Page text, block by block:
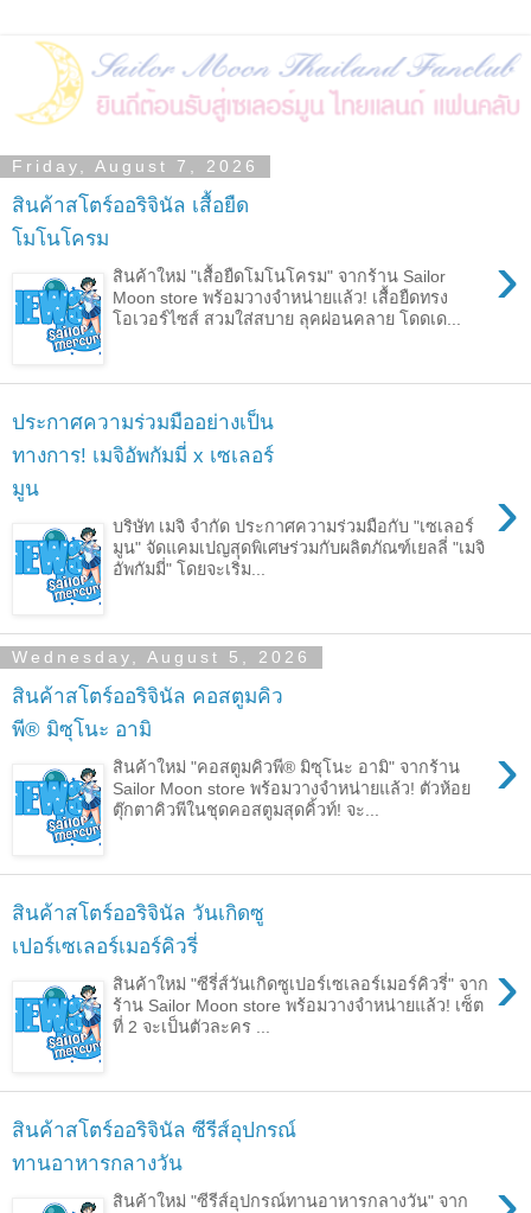
Friday, August 7, 2026
สินค้าสโตร์ออริจินัล เสื้อยืด
โมโนโครม
›
สินค้าใหม่ "เสื้อยืดโมโนโครม" จากร้าน Sailor
Moon store พร้อมวางจำหน่ายแล้ว! เสื้อยืดทรง
โอเวอร์ไซส์ สวมใส่สบาย ลุคผ่อนคลาย โดดเด...
ประกาศความร่วมมืออย่างเป็น
ทางการ! เมจิอัพกัมมี่ x เซเลอร์
มูน
›
บริษัท เมจิ จำกัด ประกาศความร่วมมือกับ "เซเลอร์
มูน" จัดแคมเปญสุดพิเศษร่วมกับผลิตภัณฑ์เยลลี่ "เมจิ
อัพกัมมี่" โดยจะเริ่ม...
Wednesday, August 5, 2026
สินค้าสโตร์ออริจินัล คอสตูมคิว
พี® มิซุโนะ อามิ
›
สินค้าใหม่ "คอสตูมคิวพี® มิซุโนะ อามิ" จากร้าน
Sailor Moon store พร้อมวางจำหน่ายแล้ว! ตัวห้อย
ตุ๊กตาคิวพีในชุดคอสตูมสุดคิ้วท์! จะ...
สินค้าสโตร์ออริจินัล วันเกิดซู
เปอร์เซเลอร์เมอร์คิวรี่
›
สินค้าใหม่ "ซีรี่ส์วันเกิดซูเปอร์เซเลอร์เมอร์คิวรี่" จาก
ร้าน Sailor Moon store พร้อมวางจำหน่ายแล้ว! เซ็ต
ที่ 2 จะเป็นตัวละคร ...
สินค้าสโตร์ออริจินัล ซีรีส์อุปกรณ์
ทานอาหารกลางวัน
สินค้าใหม่ "ซีรีส์อุปกรณ์ทานอาหารกลางวัน" จาก